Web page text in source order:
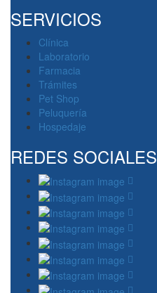
SERVICIOS
Clínica
Laboratorio
Farmacia
Trámites
Pet Shop
Peluquería
Hospedaje
REDES SOCIALES